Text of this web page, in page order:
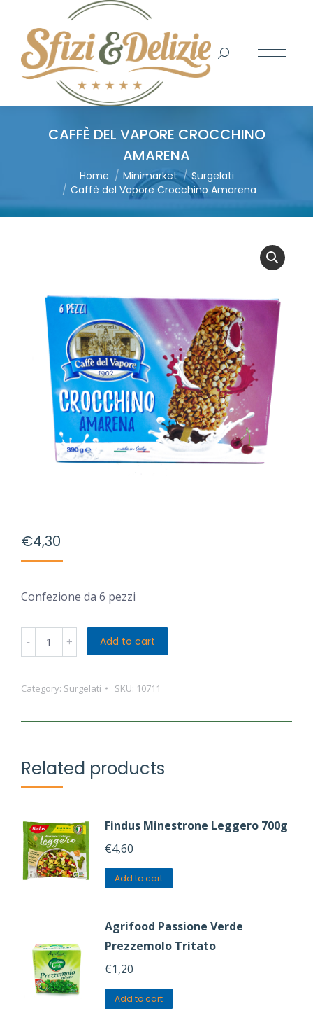
Search:
CAFFÈ DEL VAPORE CROCCHINO
AMARENA
You are here:Home Minimarket
Surgelati
Caffè del Vapore Crocchino Amarena
€4,30
Confezione da 6 pezzi
Caffè
del
Crocchino
Add to cart
Category: Surgelati SKU: 10711
Related products
Findus Minestrone Leggero 700g
€4,60
Add to cart
Agrifood Passione Verde
Prezzemolo Tritato
€1,20
Add to cart